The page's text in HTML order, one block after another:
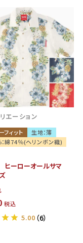
エーション
フィット
生地：薄
綿74％(ヘリンボン織)
ーローオールサマ
税込
5.00 （6）